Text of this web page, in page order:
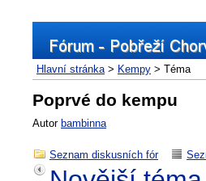
Hlavní stránka> Kempy > Téma
Poprvé do kempu
Autor bambinna
Seznam diskusních fór